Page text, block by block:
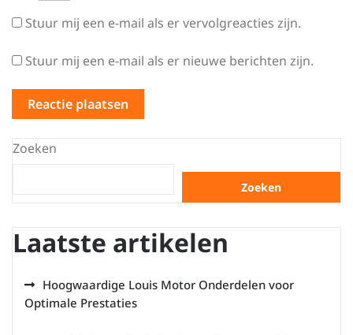
Stuur mij een e-mail als er vervolgreacties zijn.
Stuur mij een e-mail als er nieuwe berichten zijn.
Zoeken
Zoeken
Laatste artikelen
Hoogwaardige Louis Motor Onderdelen voor
Optimale Prestaties